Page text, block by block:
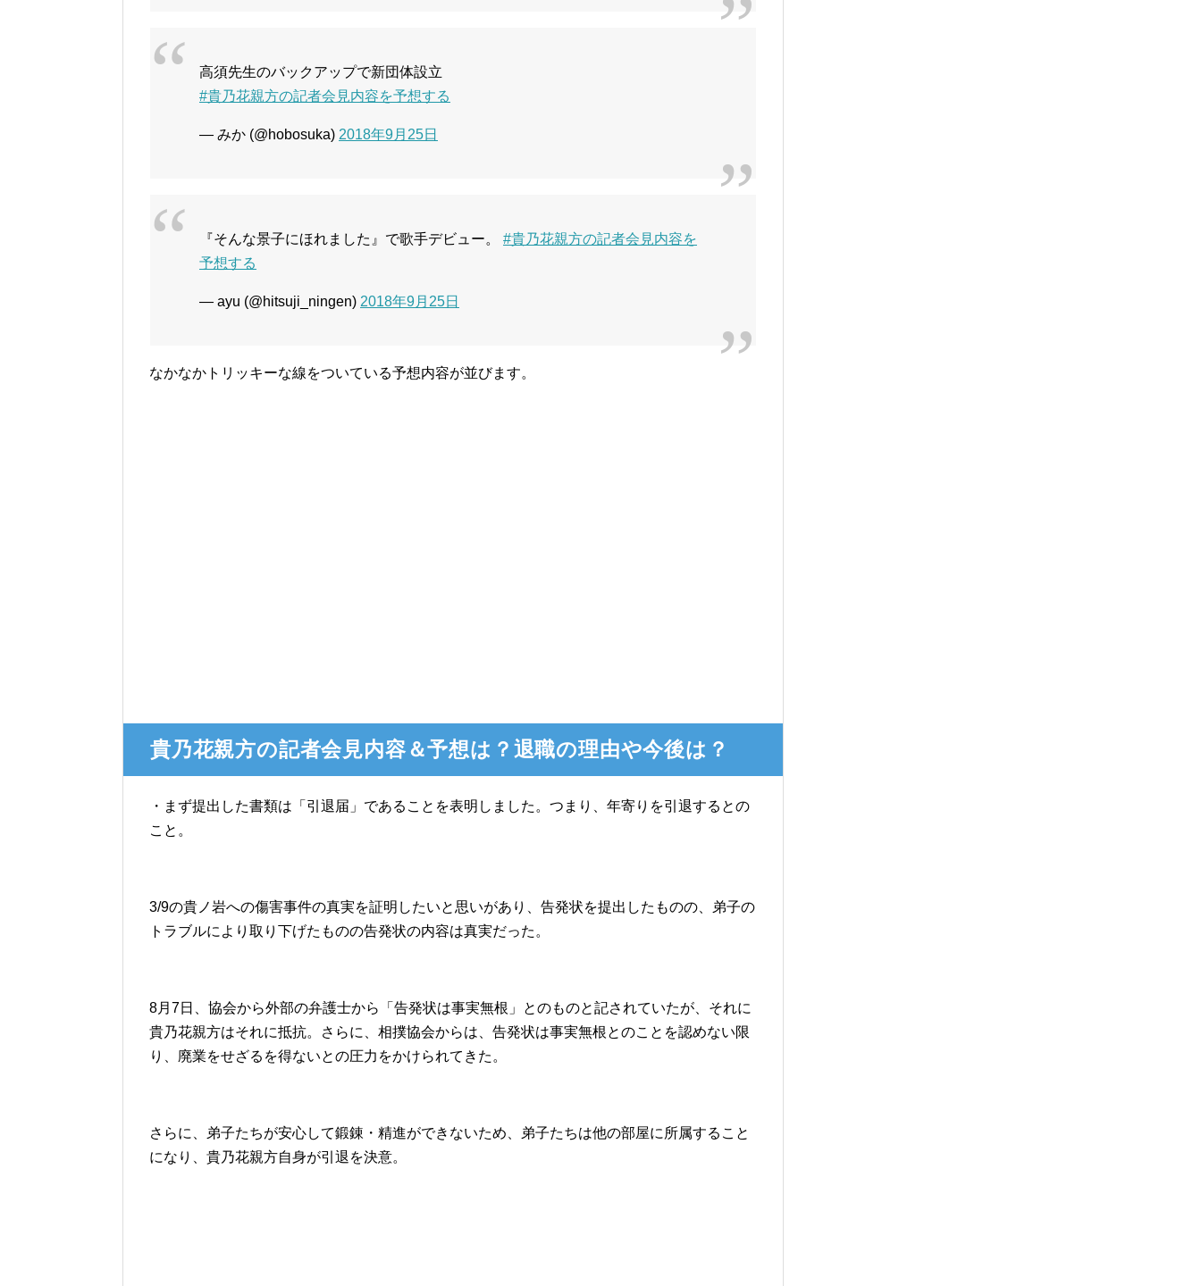
高須先生のバックアップで新団体設立
#貴乃花親方の記者会見内容を予想する
— みか (@hobosuka) 2018年9月25日
『そんな景子にほれました』で歌手デビュー。 #貴乃花親方の記者会見内容を
予想する
— ayu (@hitsuji_ningen) 2018年9月25日
なかなかトリッキーな線をついている予想内容が並びます。
貴乃花親方の記者会見内容＆予想は？退職の理由や今後は？
・まず提出した書類は「引退届」であることを表明しました。つまり、年寄りを引退するとの
こと。
3/9の貴ノ岩への傷害事件の真実を証明したいと思いがあり、告発状を提出したものの、弟子の
トラブルにより取り下げたものの告発状の内容は真実だった。
8月7日、協会から外部の弁護士から「告発状は事実無根」とのものと記されていたが、それに
貴乃花親方はそれに抵抗。さらに、相撲協会からは、告発状は事実無根とのことを認めない限
り、廃業をせざるを得ないとの圧力をかけられてきた。
さらに、弟子たちが安心して鍛錬・精進ができないため、弟子たちは他の部屋に所属すること
になり、貴乃花親方自身が引退を決意。